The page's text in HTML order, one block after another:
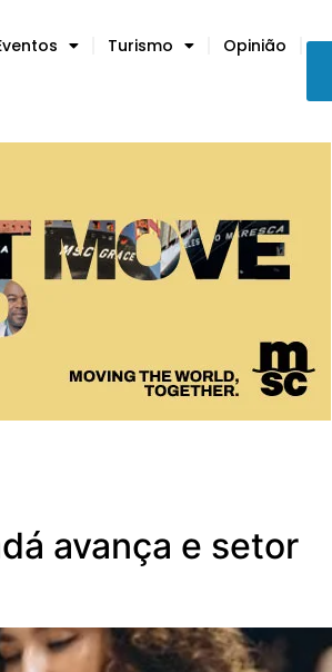
Turismo Opinião
avança e setor